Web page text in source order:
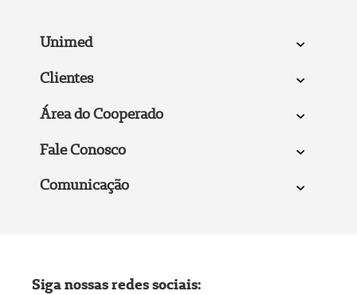
Unimed
Clientes
Área do Cooperado
Fale Conosco
Comunicação
Siga nossas redes sociais: